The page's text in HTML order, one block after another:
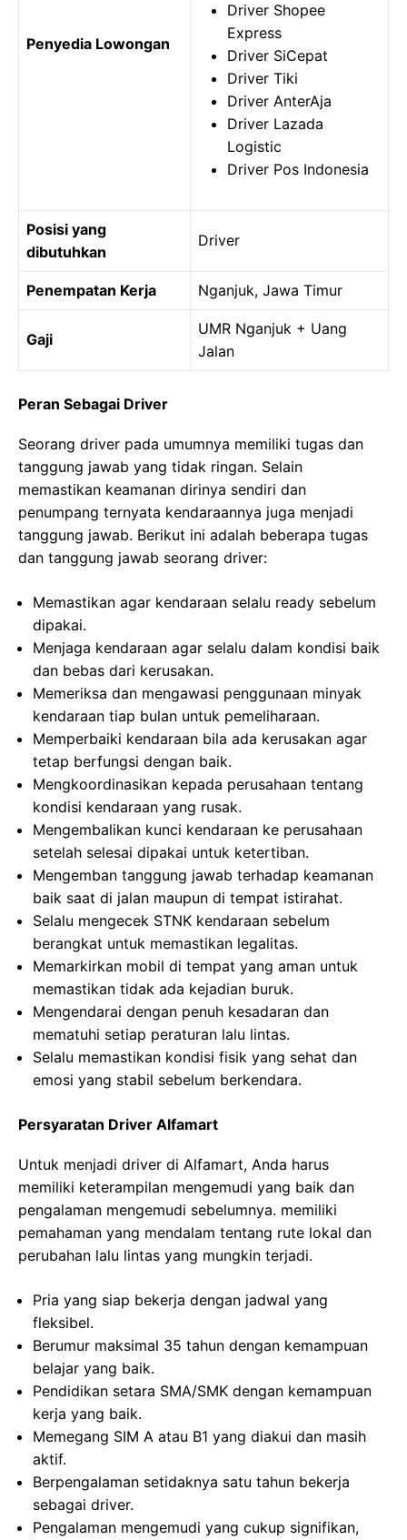
Penyedia Lowongan
Driver Shopee
Express
Driver SiCepat
Driver Tiki
Driver AnterAja
Driver Lazada
Logistic
Driver Pos Indonesia
Posisi yang
dibutuhkan
Driver
Penempatan Kerja Nganjuk, Jawa Timur
Gaji
UMR Nganjuk + Uang
Jalan
Peran Sebagai Driver
Seorang driver pada umumnya memiliki tugas dan
tanggung jawab yang tidak ringan. Selain
memastikan keamanan dirinya sendiri dan
penumpang ternyata kendaraannya juga menjadi
tanggung jawab. Berikut ini adalah beberapa tugas
dan tanggung jawab seorang driver:
Memastikan agar kendaraan selalu ready sebelum
dipakai.
Menjaga kendaraan agar selalu dalam kondisi baik
dan bebas dari kerusakan.
Memeriksa dan mengawasi penggunaan minyak
kendaraan tiap bulan untuk pemeliharaan.
Memperbaiki kendaraan bila ada kerusakan agar
tetap berfungsi dengan baik.
Mengkoordinasikan kepada perusahaan tentang
kondisi kendaraan yang rusak.
Mengembalikan kunci kendaraan ke perusahaan
setelah selesai dipakai untuk ketertiban.
Mengemban tanggung jawab terhadap keamanan
baik saat di jalan maupun di tempat istirahat.
Selalu mengecek STNK kendaraan sebelum
berangkat untuk memastikan legalitas.
Memarkirkan mobil di tempat yang aman untuk
memastikan tidak ada kejadian buruk.
Mengendarai dengan penuh kesadaran dan
mematuhi setiap peraturan lalu lintas.
Selalu memastikan kondisi fisik yang sehat dan
emosi yang stabil sebelum berkendara.
Persyaratan Driver Alfamart
Untuk menjadi driver di Alfamart, Anda harus
memiliki keterampilan mengemudi yang baik dan
pengalaman mengemudi sebelumnya. memiliki
pemahaman yang mendalam tentang rute lokal dan
perubahan lalu lintas yang mungkin terjadi.
Pria yang siap bekerja dengan jadwal yang
fleksibel.
Berumur maksimal 35 tahun dengan kemampuan
belajar yang baik.
Pendidikan setara SMA/SMK dengan kemampuan
kerja yang baik.
Memegang SIM A atau B1 yang diakui dan masih
aktif.
Berpengalaman setidaknya satu tahun bekerja
sebagai driver.
Pengalaman mengemudi yang cukup signifikan,